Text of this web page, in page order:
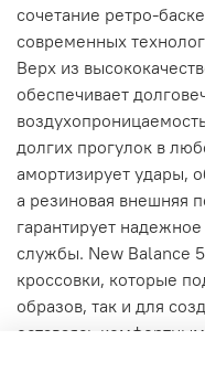
сочетание ретро-
современных
Верх из
обеспечивает
долгих прогулок в
амортизирует удары,
а резиновая внешняя
гарантирует
службы. New Balance
кроссовки, которые
образов, так и для
оставаясь